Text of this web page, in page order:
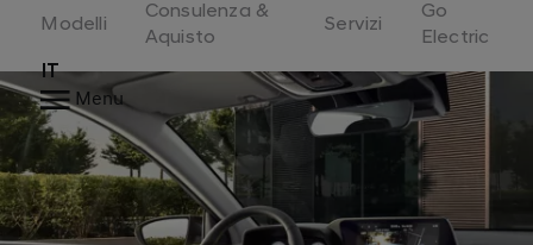
Switzerland
Modelli
Consulenza &
Aquisto
Servizi
Go
Electric
IT
Menu